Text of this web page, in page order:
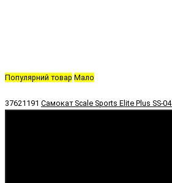
Популярний товар Мало
37621191 Самокат Scale Sports Elite Plus SS-04